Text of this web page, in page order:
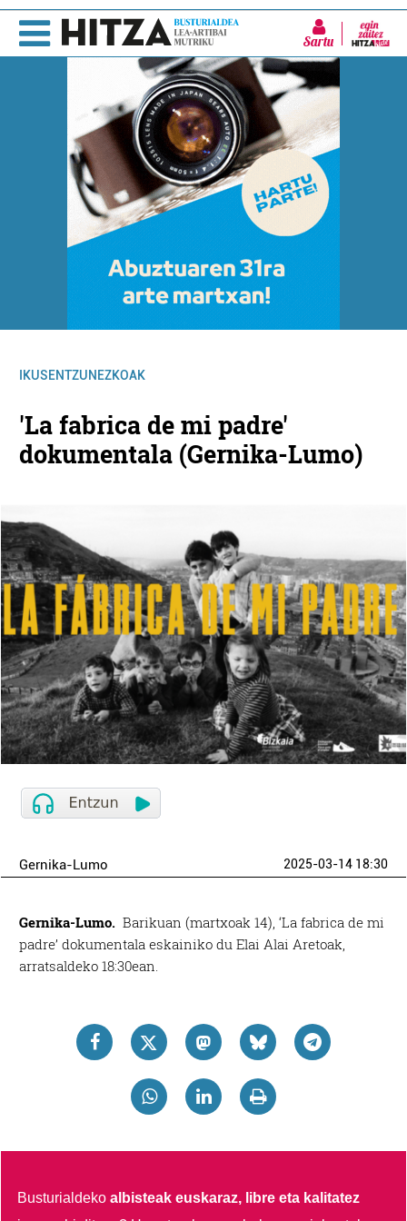
Sartu
IKUSENTZUNEZKOAK
'La fabrica de mi padre'
dokumentala (Gernika-Lumo)
Gernika-Lumo 2025-03-14 18:30
Gernika-Lumo.Barikuan (martxoak 14), ‘La fabrica de mi
padre’ dokumentala eskainiko du Elai Alai Aretoak,
arratsaldeko 18:30ean.
Busturialdekoalbisteak euskaraz, libre eta kalitatez